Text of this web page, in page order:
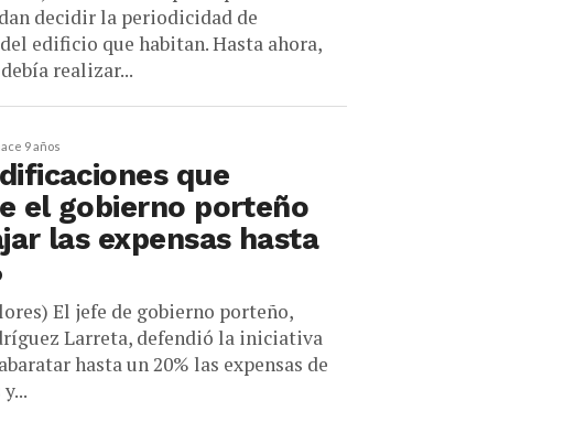
decidir la periodicidad de
edificio que habitan. Hasta ahora,
realizar...
9 años
que
el gobierno porteño
las expensas hasta
El jefe de gobierno porteño,
Larreta, defendió la iniciativa
hasta un 20% las expensas de